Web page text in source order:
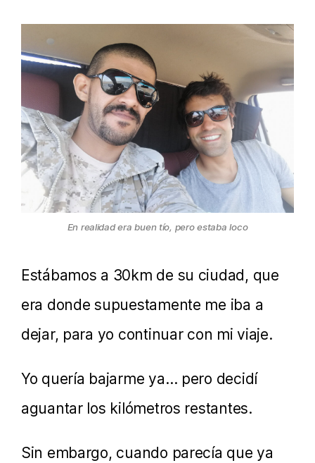
En realidad era buen tío, pero estaba loco
Estábamos a 30km de su ciudad, que
era donde supuestamente me iba a
dejar, para yo continuar con mi viaje.
Yo quería bajarme ya… pero decidí
aguantar los kilómetros restantes.
Sin embargo, cuando parecía que ya